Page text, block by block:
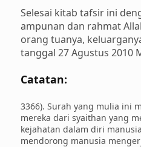
Selesai kitab tafsir ini
ampunan dan rahmat
orang tuanya,
tanggal 27 Agustus 2010
Catatan:
3366). Surah yang mulia ini
mereka dari syaithan yang
kejahatan dalam diri
mendorong manusia